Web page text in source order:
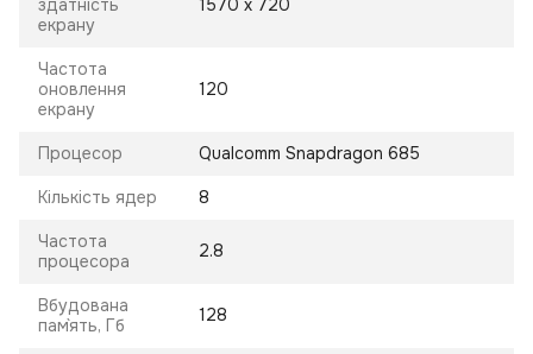
здатність
екрану
1570 x 720
Частота
оновлення
екрану
120
Процесор Qualcomm Snapdragon 685
Кількість ядер 8
Частота
процесора
2.8
Вбудована
пам`ять, Гб
128